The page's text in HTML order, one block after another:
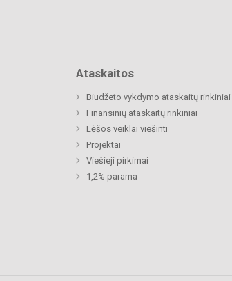
Ataskaitos
Biudžeto vykdymo ataskaitų rinkiniai
Finansinių ataskaitų rinkiniai
Lėšos veiklai viešinti
Projektai
Viešieji pirkimai
1,2% parama